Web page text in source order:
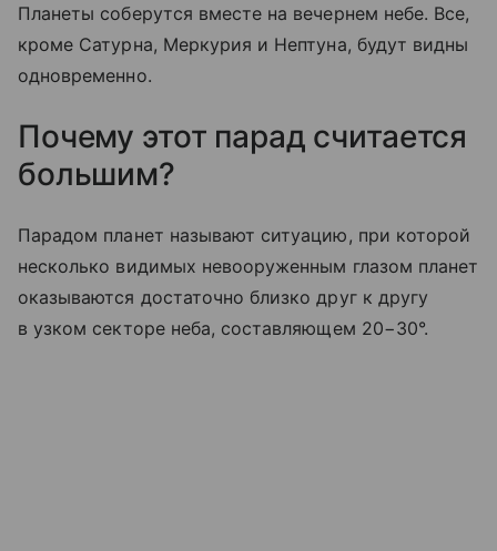
Планеты соберутся вместе на вечернем небе. Все,
кроме Сатурна, Меркурия и Нептуна, будут видны
одновременно.
Почему этот парад считается
большим?
Парадом планет называют ситуацию, при которой
несколько видимых невооруженным глазом планет
оказываются достаточно близко друг к другу
в узком секторе неба, составляющем 20−30°.